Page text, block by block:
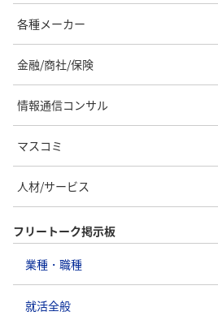
各種メーカー
金融/商社/保険
情報通信コンサル
マスコミ
人材/サービス
フリートーク掲示板
業種・職種
就活全般